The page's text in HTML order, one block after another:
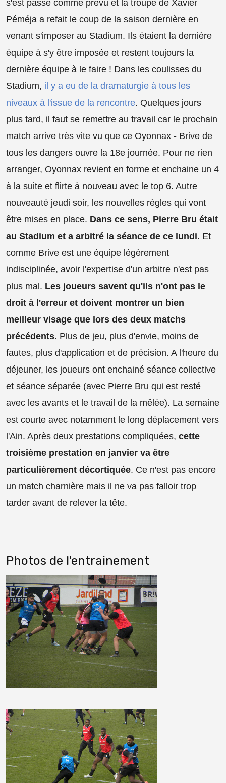
s'est passé comme prévu et la troupe de Xavier
Péméja a refait le coup de la saison dernière en
venant s'imposer au Stadium. Ils étaient la dernière
équipe à s'y être imposée et restent toujours la
dernière équipe à le faire ! Dans les coulisses du
Stadium, il y a eu de la dramaturgie à tous les
niveaux à l'issue de la rencontre. Quelques jours
plus tard, il faut se remettre au travail car le prochain
match arrive très vite vu que ce Oyonnax - Brive de
tous les dangers ouvre la 18e journée. Pour ne rien
arranger, Oyonnax revient en forme et enchaine un 4
à la suite et flirte à nouveau avec le top 6. Autre
nouveauté jeudi soir, les nouvelles règles qui vont
être mises en place. Dans ce sens, Pierre Bru était
au Stadium et a arbitré la séance de ce lundi. Et
comme Brive est une équipe légèrement
indisciplinée, avoir l'expertise d'un arbitre n'est pas
plus mal. Les joueurs savent qu'ils n'ont pas le
droit à l'erreur et doivent montrer un bien
meilleur visage que lors des deux matchs
précédents. Plus de jeu, plus d'envie, moins de
fautes, plus d'application et de précision. A l'heure du
déjeuner, les joueurs ont enchainé séance collective
et séance séparée (avec Pierre Bru qui est resté
avec les avants et le travail de la mêlée). La semaine
est courte avec notamment le long déplacement vers
l'Ain. Après deux prestations compliquées, cette
troisième prestation en janvier va être
particulièrement décortiquée. Ce n'est pas encore
un match charnière mais il ne va pas falloir trop
tarder avant de relever la tête.
Photos de l'entrainement